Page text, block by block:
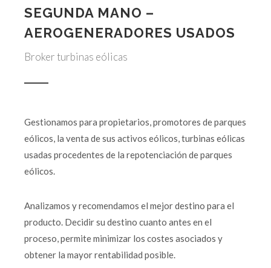
SEGUNDA MANO –
AEROGENERADORES USADOS
Broker turbinas eólicas
Gestionamos para propietarios, promotores de parques
eólicos, la venta de sus activos eólicos, turbinas eólicas
usadas procedentes de la repotenciación de parques
eólicos.
Analizamos y recomendamos el mejor destino para el
producto. Decidir su destino cuanto antes en el
proceso, permite minimizar los costes asociados y
obtener la mayor rentabilidad posible.